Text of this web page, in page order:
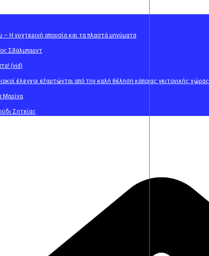
Η νυχτερινή απουσία και τα πλαστά μηνύματα
Σβάλμπαρντ
(vid)
έλεγχοι εξαρτώνται από την καλή θέληση κάποιας γειτονικής χώρας
Μαρίνα
Σητείας